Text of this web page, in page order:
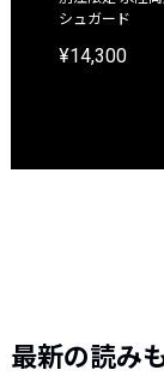
シュガード
¥14,300
最新の読み